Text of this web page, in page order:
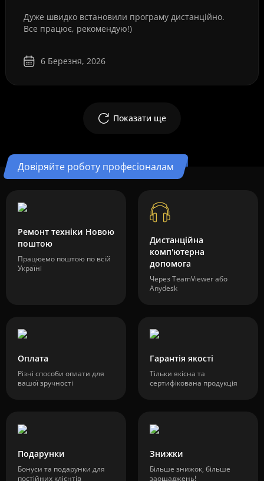
Дуже швидко встановили програму дистанційно.
Все працює, рекомендую!)
6 Березня, 2026
Показати ще
Довіряйте роботу професіоналам
Ремонт техніки Новою
поштою
Працюємо поштою по всій
Україні
Дистанційна
комп'ютерна
допомога
Через TeamViewer або
Anydesk
Оплата
Різні способи оплати для
вашої зручності
Гарантія якості
Тільки якісна та
сертифікована продукція
Подарунки
Бонуси та подарунки для
постійних клієнтів
Знижки
Більше знижок, більше
заощаджень!